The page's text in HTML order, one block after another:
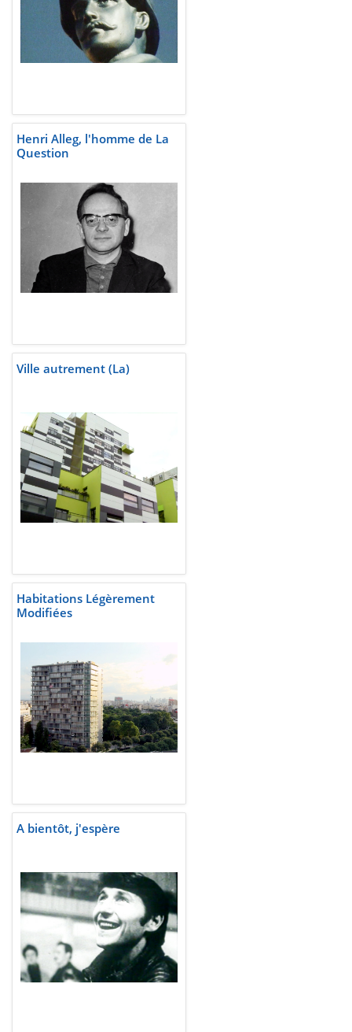
Henri Alleg, l'homme de La
Question
Ville autrement (La)
Habitations Légèrement
Modifiées
A bientôt, j'espère